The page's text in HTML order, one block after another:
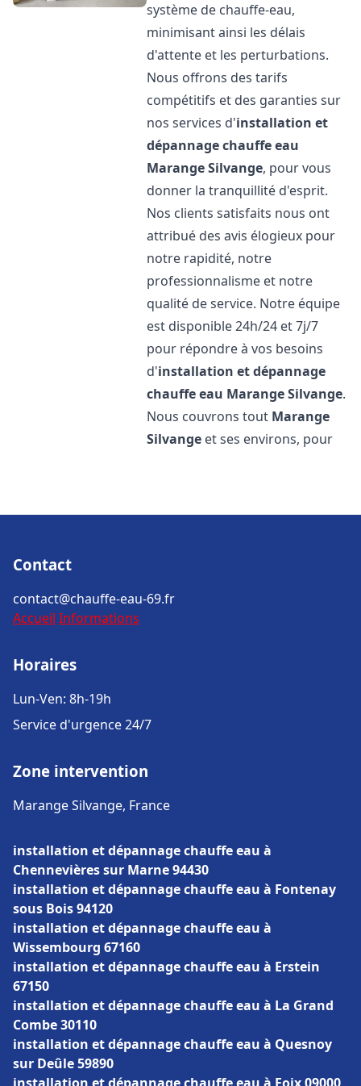
système de chauffe-eau,
minimisant ainsi les délais
d'attente et les perturbations.
Nous offrons des tarifs
compétitifs et des garanties sur
nos services d'installation et
dépannage chauffe eau
Marange Silvange, pour vous
donner la tranquillité d'esprit.
Nos clients satisfaits nous ont
attribué des avis élogieux pour
notre rapidité, notre
professionnalisme et notre
qualité de service. Notre équipe
est disponible 24h/24 et 7j/7
pour répondre à vos besoins
d'installation et dépannage
chauffe eau Marange Silvange.
Nous couvrons tout Marange
Silvange et ses environs, pour
Contact
contact@chauffe-eau-69.fr
Accueil Informations
Horaires
Lun-Ven: 8h-19h
Service d'urgence 24/7
Zone intervention
Marange Silvange, France
installation et dépannage chauffe eau à
Chennevières sur Marne 94430
installation et dépannage chauffe eau à Fontenay
sous Bois 94120
installation et dépannage chauffe eau à
Wissembourg 67160
installation et dépannage chauffe eau à Erstein
67150
installation et dépannage chauffe eau à La Grand
Combe 30110
installation et dépannage chauffe eau à Quesnoy
sur Deûle 59890